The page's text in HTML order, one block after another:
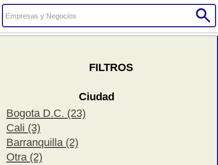
FILTROS
Ciudad
Bogota D.C. (23)
Cali (3)
Barranquilla (2)
Otra (2)